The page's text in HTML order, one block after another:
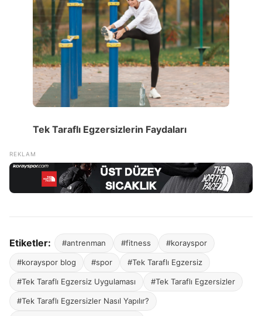
Tek Taraflı Egzersizlerin Faydaları
Etiketler: #antrenman #fitness #korayspor
#korayspor blog #spor #Tek Taraflı Egzersiz
#Tek Taraflı Egzersiz Uygulaması #Tek Taraflı Egzersizler
#Tek Taraflı Egzersizler Nasıl Yapılır?